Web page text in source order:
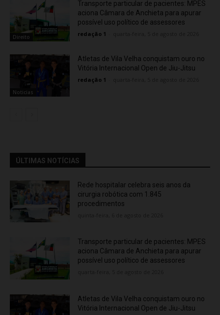
Direito
Transporte particular de pacientes: MPES
aciona Câmara de Anchieta para apurar
possível uso político de assessores
redação 1
Noticias
Atletas de Vila Velha conquistam ouro no
Vitória Internacional Open de Jiu-Jitsu
redação 1
ÚLTIMAS NOTÍCIAS
Rede hospitalar celebra seis anos da
cirurgia robótica com 1.845
procedimentos
Transporte particular de pacientes: MPES
aciona Câmara de Anchieta para apurar
possível uso político de assessores
Atletas de Vila Velha conquistam ouro no
Vitória Internacional Open de Jiu-Jitsu